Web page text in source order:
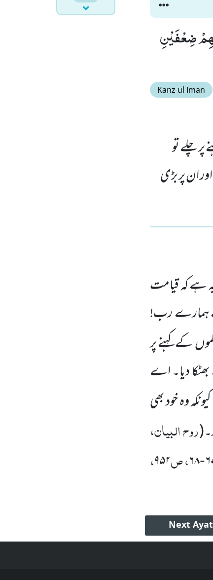
فَاَضَلُّوْنَا السَّبِیْلَا(67) رَبَّنَاۤ اٰتِهِمْ ضِعْفَیْنِ
Kanz ul Iman
چلے تو
ان پر بڑی
ہے کہ قیامت
ہمارے رب!
کے کہنے پر
دیا۔ اے
وہ خود بھی
(روح البیان،
-۶۸، ص۹۵۲،
Next Ayat